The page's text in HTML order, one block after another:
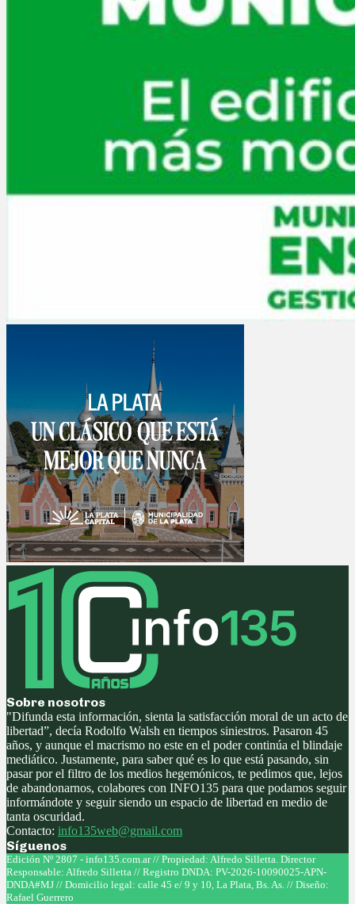
Sobre nosotros
"Difunda esta información, sienta la satisfacción moral de un acto de
libertad”, decía Rodolfo Walsh en tiempos siniestros. Pasaron 45
años, y aunque el macrismo no este en el poder continúa el blindaje
mediático. Justamente, para saber qué es lo que está pasando, sin
pasar por el filtro de los medios hegemónicos, te pedimos que, lejos
de abandonarnos, colabores con INFO135 para que podamos seguir
informándote y seguir siendo un espacio de libertad en medio de
tanta oscuridad.
Contacto: info135web@gmail.com
Síguenos
Facebook
Twitter
Instagram
Youtube
Edición Nº 2807 - info135.com.ar // Propiedad: Alfredo Silletta. Director
Responsable: Alfredo Silletta // Registro DNDA: PV-2026-10090025-APN-
DNDA#MJ // Domicilio legal: calle 45 e/ 9 y 10, La Plata, Bs. As. // Diseño:
Rafael Guerrero